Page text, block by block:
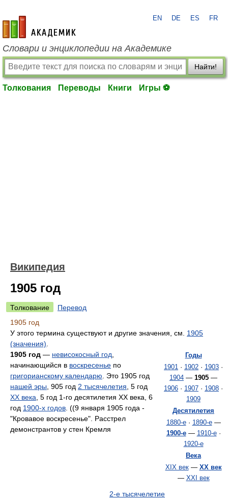
academic.ru
EN DE ES FR
Словари и энциклопедии на Академике
Найти!
Толкования Переводы Книги Игры ⚽
Википедия
1905 год
Толкование
Перевод
1905 год
У этого термина существуют и другие значения, см. 1905
(значения)
Годы
1901 · 1902 · 1903 ·
1904 — 1905 —
1906 · 1907 · 1908 ·
1909
Десятилетия
1880-е· 1890-е—
1900-е— 1910-е·
1920-е
Века
XIX век— XX век
— XXI век
2-е тысячелетие
1905 год — невисокосный год
начинающийся в воскресенье по
григорианскому календарю . Это 1905 год
нашей эры , 905 год 2 тысячелетия , 5 год
XX века , 5 год 1-го десятилетия XX века, 6
год 1900-х годов . ((9 января 1905 года -
"Кровавое воскресенье". Расстрел
демонстрантов у стен Кремля